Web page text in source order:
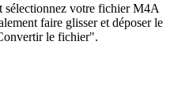
votre fichier M4A
faire glisser et déposer le
le fichier".